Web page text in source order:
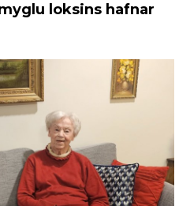
loksins hafnar